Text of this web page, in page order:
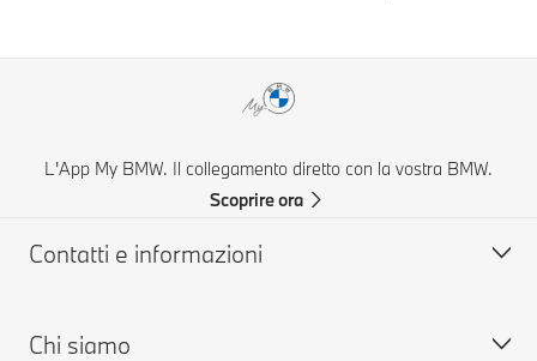
L'App My BMW. Il collegamento diretto con la vostra BMW.
Scoprire ora
Contatti e informazioni
Aiuto & Contatti
Chi siamo